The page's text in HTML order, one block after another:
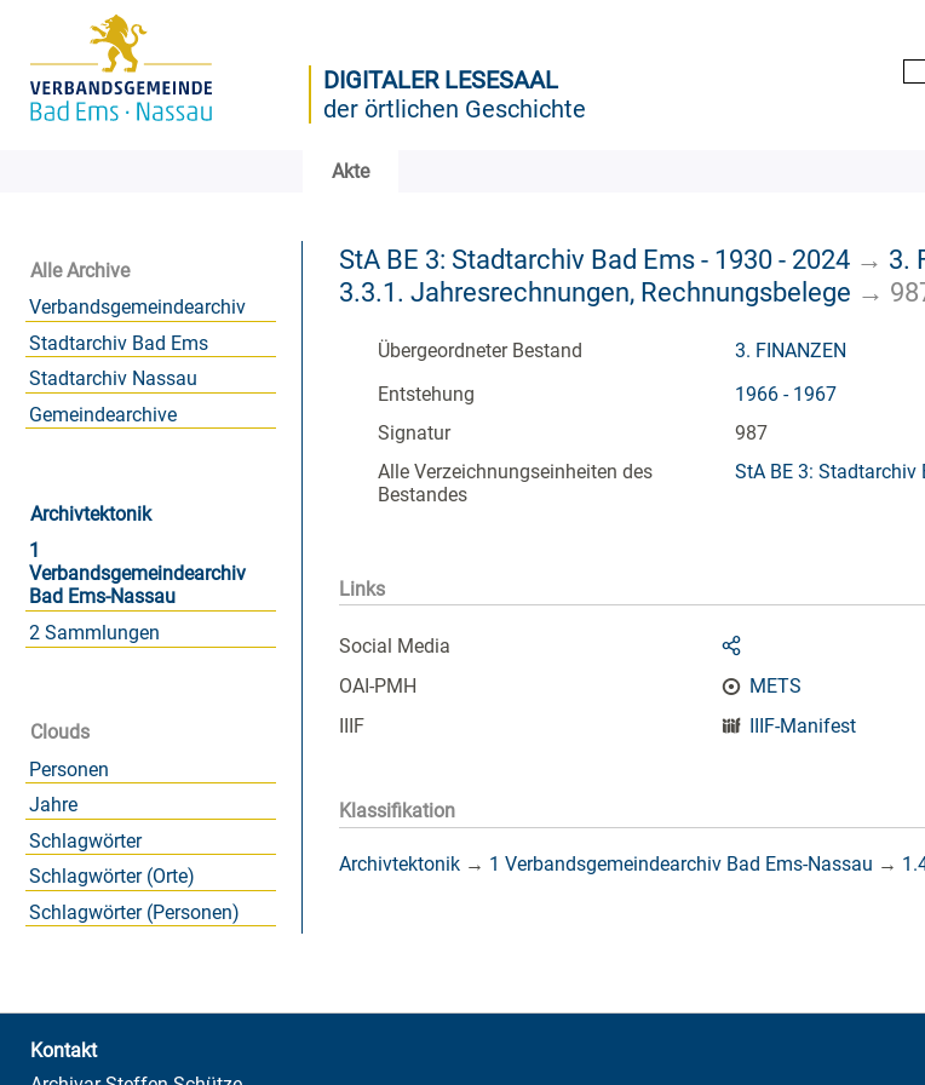
DIGITALER LESESAAL
der örtlichen Geschichte
Akte
Alle Archive
Verbandsgemeindearchiv
Stadtarchiv Bad Ems
Stadtarchiv Nassau
Gemeindearchive
Archivtektonik
1
Verbandsgemeindearchiv
Bad Ems-Nassau
2 Sammlungen
Clouds
Personen
Jahre
Schlagwörter
Schlagwörter (Orte)
Schlagwörter (Personen)
StA BE 3: Stadtarchiv Bad Ems - 1930 - 2024 → 3.
3.3.1. Jahresrechnungen, Rechnungsbelege →
Übergeordneter Bestand
3. FINANZEN
Entstehung
1966 - 1967
Signatur
987
Alle Verzeichnungseinheiten des
Bestandes
StA BE 3: Stadtarchiv
Links
Social Media
OAI-PMH
METS
IIIF
IIIF-Manifest
Klassifikation
Archivtektonik → 1 Verbandsgemeindearchiv Bad Ems-Nassau →
Kontakt